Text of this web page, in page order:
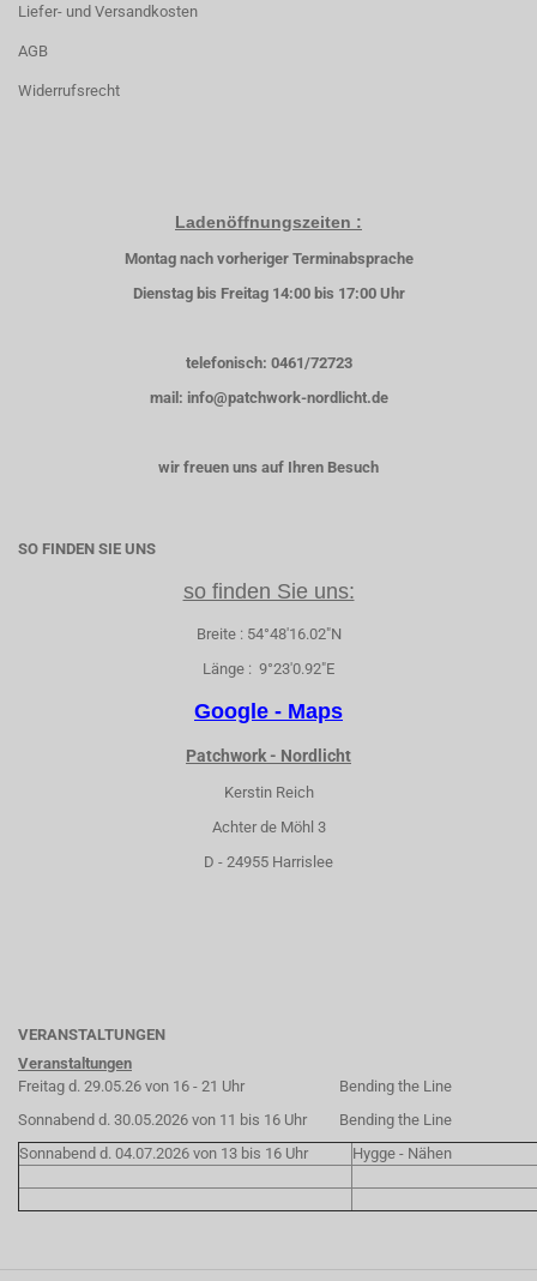
Liefer- und Versandkosten
AGB
Widerrufsrecht
Ladenöffnungszeiten :
Montag nach vorheriger Terminabsprache
Dienstag bis Freitag 14:00 bis 17:00 Uhr
telefonisch: 0461/72723
mail: info@patchwork-nordlicht.de
wir freuen uns auf Ihren Besuch
SO FINDEN SIE UNS
so finden Sie uns:
Breite : 54°48'16.02"N
Länge : 9°23'0.92"E
Google - Maps
Patchwork - Nordlicht
Kerstin Reich
Achter de Möhl 3
D - 24955 Harrislee
VERANSTALTUNGEN
Veranstaltungen
Freitag d. 29.05.26 von 16 - 21 Uhr
Bending the Line
Sonnabend d. 30.05.2026 von 11 bis 16 Uhr
Bending the Line
Sonnabend d. 04.07.2026 von 13 bis 16 Uhr
Hygge - Nähen